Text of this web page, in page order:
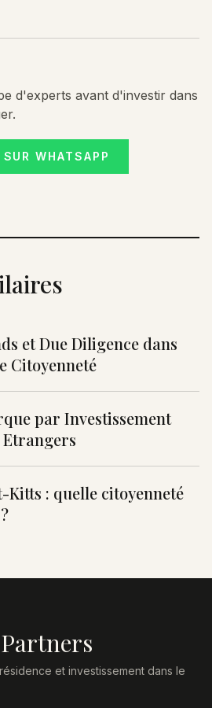
d'experts avant d'investir dans
WHATSAPP
et Due Diligence dans
Citoyenneté
par Investissement
Kitts : quelle citoyenneté
et investissement dans le